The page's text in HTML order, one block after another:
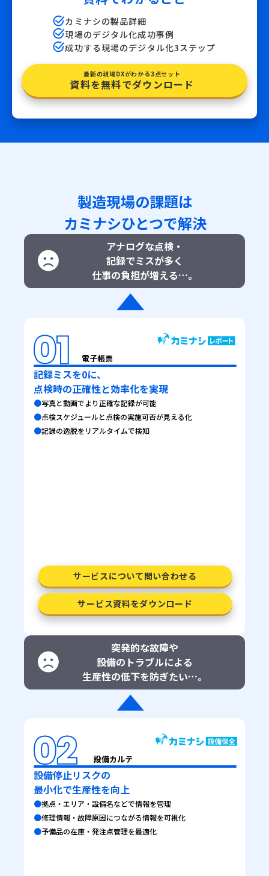
カミナシの製品詳細
現場のデジタル化成功事例
成功する現場のデジタル化3ステップ
最新の現場DXがわかる3点セット
資料を無料でダウンロード
製造現場の課題は
カミナシひとつで解決
アナログな点検・
記録でミスが多く
仕事の負担が増える…。
電子帳票
記録ミスを0に、
点検時の正確性と効率化を実現
●写真と動画でより正確な記録が可能
●点検スケジュールと点検の実施可否が見える化
●記録の逸脱をリアルタイムで検知
サービスについて問い合わせる
サービス資料をダウンロード
突発的な故障や
設備のトラブルによる
生産性の低下を防ぎたい…。
設備カルテ
設備停止リスクの
最小化で生産性を向上
●拠点・エリア・設備名などで情報を管理
●修理情報・故障原因につながる情報を可視化
●予備品の在庫・発注点管理を最適化